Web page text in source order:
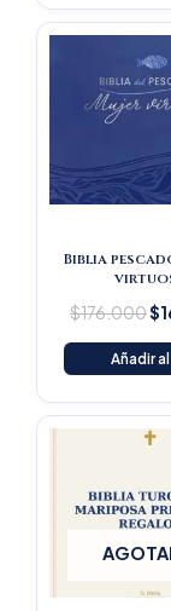
Biblia
$176.000$
Añadir